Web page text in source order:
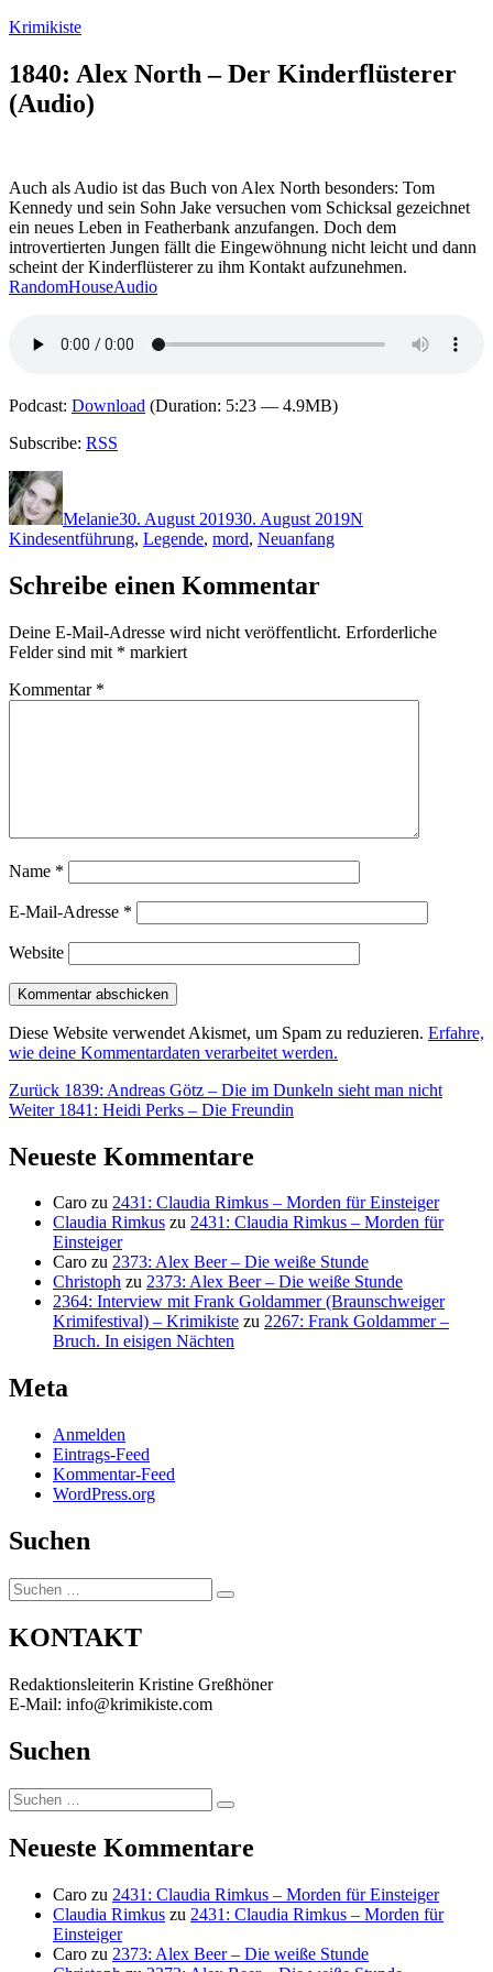
Zum
springen
Krimikiste
1840: Alex North – Der Kinderflüsterer
(Audio)
Auch als Audio ist das Buch von Alex North besonders: Tom
Kennedy und sein Sohn Jake versuchen vom Schicksal gezeichnet
ein neues Leben in Featherbank anzufangen. Doch dem
introvertierten Jungen fällt die Eingewöhnung nicht leicht und dann
scheint der Kinderflüsterer zu ihm Kontakt aufzunehmen.
RandomHouseAudio
Podcast: Download (Duration: 5:23 — 4.9MB)
Subscribe: RSS
Autor
Melanie30. August 201930. August 2019N
Kindesentführung, Legende, mord, Neuanfang
Schreibe einen Kommentar
Deine E-Mail-Adresse wird nicht veröffentlicht. Erforderliche
Felder sind mit * markiert
Kommentar *
Name *
E-Mail-Adresse *
Website
Diese Website verwendet Akismet, um Spam zu reduzieren. Erfahre,
wie deine Kommentardaten verarbeitet werden.
Beitragsnavigation
Zurück Vorheriger
Beitrag:
1839: Andreas Götz – Die im Dunkeln sieht man nicht
Weiter Nächster
1841: Heidi Perks – Die Freundin
Neueste Kommentare
Caro zu 2431: Claudia Rimkus – Morden für Einsteiger
Claudia Rimkus zu 2431: Claudia Rimkus – Morden für
Einsteiger
Caro zu 2373: Alex Beer – Die weiße Stunde
Christoph zu 2373: Alex Beer – Die weiße Stunde
2364: Interview mit Frank Goldammer (Braunschweiger
Krimifestival) – Krimikiste zu 2267: Frank Goldammer –
Bruch. In eisigen Nächten
Meta
Anmelden
Eintrags-Feed
Kommentar-Feed
WordPress.org
Suchen
Suchen
nach:
Suchen
KONTAKT
Redaktionsleiterin Kristine Greßhöner
E-Mail: info@krimikiste.com
Suchen
Suchen
nach:
Suchen
Neueste Kommentare
Caro zu 2431: Claudia Rimkus – Morden für Einsteiger
Claudia Rimkus zu 2431: Claudia Rimkus – Morden für
Einsteiger
Caro zu 2373: Alex Beer – Die weiße Stunde